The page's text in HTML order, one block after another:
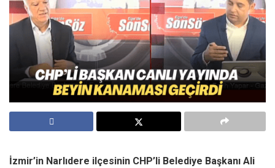
İzmir’in Narlıdere ilçesinin CHP’li Belediye Başkanı Ali